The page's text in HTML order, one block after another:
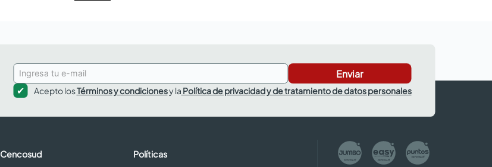
Enviar
Acepto losTérminos y condicionesy la Política de privacidad y de tratamiento de datos personales
Cencosud
Políticas